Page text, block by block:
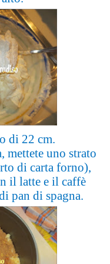
di 22 cm.
mettete uno strato
di carta forno),
il latte e il caffè
pan di spagna.